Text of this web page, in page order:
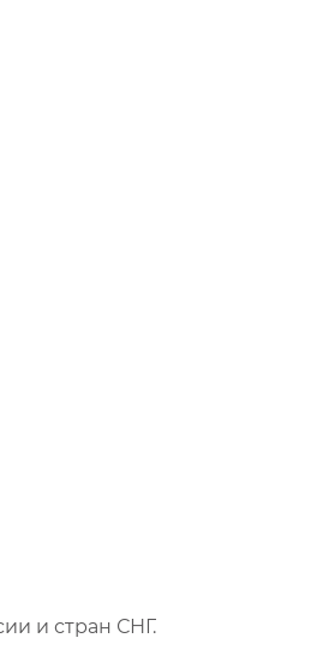
и стран СНГ.